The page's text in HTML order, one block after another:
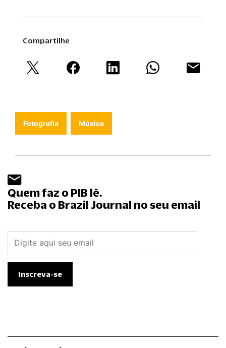
Compartilhe
Fotografia Música
Quem faz o PIB lê.
Receba o Brazil Journal no seu email